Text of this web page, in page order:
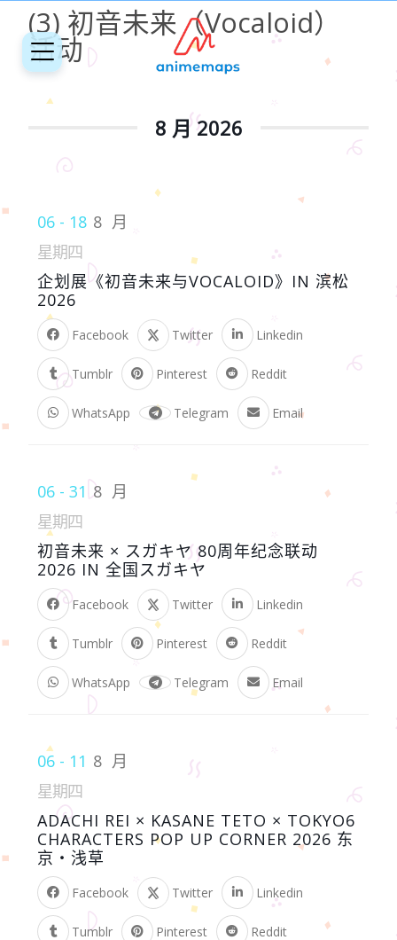
(3) 初音未来（Vocaloid）
活动
8 月 2026
06 - 18 8 月
星期四
企划展《初音未来与VOCALOID》IN 滨松
2026
Facebook Twitter Linkedin
Tumblr Pinterest Reddit
WhatsApp Telegram Email
06 - 31 8 月
星期四
初音未来 × スガキヤ 80周年纪念联动
2026 IN 全国スガキヤ
Facebook Twitter Linkedin
Tumblr Pinterest Reddit
WhatsApp Telegram Email
06 - 11 8 月
星期四
ADACHI REI × KASANE TETO × TOKYO6
CHARACTERS POP UP CORNER 2026 东
京・浅草
Facebook Twitter Linkedin
Tumblr Pinterest Reddit